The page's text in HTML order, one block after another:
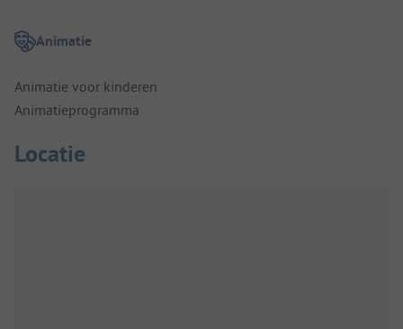
Animatie
Animatie voor kinderen
Animatieprogramma
Locatie